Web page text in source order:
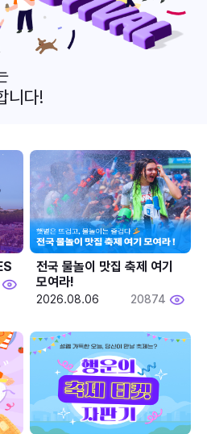
니다!
전국 물놀이 맛집 축제 여기
모여라!
2026.08.06 20874